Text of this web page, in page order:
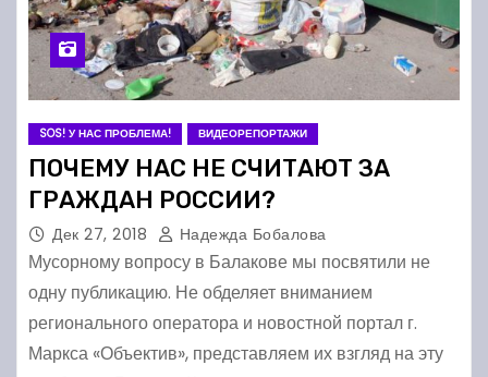
SOS! У НАС ПРОБЛЕМА! ВИДЕОРЕПОРТАЖИ
ПОЧЕМУ НАС НЕ СЧИТАЮТ ЗА
ГРАЖДАН РОССИИ?
Дек 27, 2018 Надежда Бобалова
Мусорному вопросу в Балакове мы посвятили не
одну публикацию. Не обделяет вниманием
регионального оператора и новостной портал г.
Маркса «Объектив», представляем их взгляд на эту